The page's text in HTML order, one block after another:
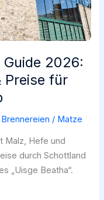
2026:
Preise für
/ Matze
Malz, Hefe und
durch Schottland
„Uisge Beatha“.